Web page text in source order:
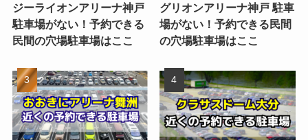
ジーライオンアリーナ神戸
駐車場がない！予約できる
民間の穴場駐車場はここ
グリオンアリーナ神戸 駐車
場がない！予約できる民間
の穴場駐車場はここ